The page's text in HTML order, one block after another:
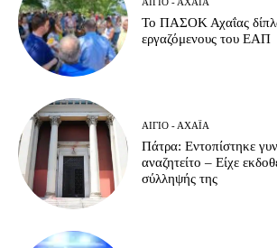
Το ΠΑΣΟΚ Αχαΐας
εργαζόμενους του ΕΑΠ
ΑΊΓΙΟ - ΑΧΑΪ́Α
Πάτρα: Εντοπίστηκε
αναζητείτο – Είχε
σύλληψής της